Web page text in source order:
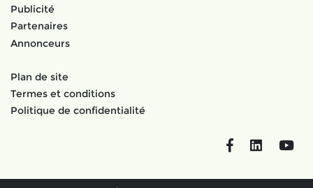
Publicité
Partenaires
Annonceurs
Plan de site
Termes et conditions
Politique de confidentialité
FacebookLinkedIn